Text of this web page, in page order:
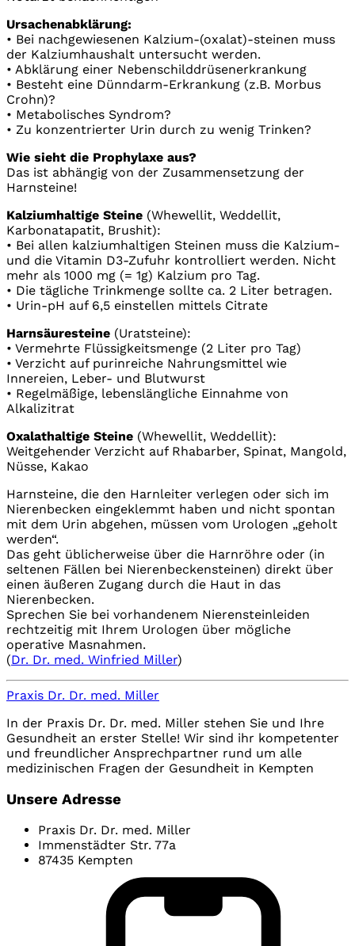
Ursachenabklärung:
• Bei nachgewiesenen Kalzium-(oxalat)-steinen muss
der Kalziumhaushalt untersucht werden.
• Abklärung einer Nebenschilddrüsenerkrankung
• Besteht eine Dünndarm-Erkrankung (z.B. Morbus
Crohn)?
• Metabolisches Syndrom?
• Zu konzentrierter Urin durch zu wenig Trinken?
Wie sieht die Prophylaxe aus?
Das ist abhängig von der Zusammensetzung der
Harnsteine!
Kalziumhaltige Steine (Whewellit, Weddellit,
Karbonatapatit, Brushit):
• Bei allen kalziumhaltigen Steinen muss die Kalzium-
und die Vitamin D3-Zufuhr kontrolliert werden. Nicht
mehr als 1000 mg (= 1g) Kalzium pro Tag.
• Die tägliche Trinkmenge sollte ca. 2 Liter betragen.
• Urin-pH auf 6,5 einstellen mittels Citrate
Harnsäuresteine (Uratsteine):
• Vermehrte Flüssigkeitsmenge (2 Liter pro Tag)
• Verzicht auf purinreiche Nahrungsmittel wie
Innereien, Leber- und Blutwurst
• Regelmäßige, lebenslängliche Einnahme von
Alkalizitrat
Oxalathaltige Steine (Whewellit, Weddellit):
Weitgehender Verzicht auf Rhabarber, Spinat, Mangold,
Nüsse, Kakao
Harnsteine, die den Harnleiter verlegen oder sich im
Nierenbecken eingeklemmt haben und nicht spontan
mit dem Urin abgehen, müssen vom Urologen „geholt
werden“.
Das geht üblicherweise über die Harnröhre oder (in
seltenen Fällen bei Nierenbeckensteinen) direkt über
einen äußeren Zugang durch die Haut in das
Nierenbecken.
Sprechen Sie bei vorhandenem Nierensteinleiden
rechtzeitig mit Ihrem Urologen über mögliche
operative Masnahmen.
(Dr. Dr. med. Winfried Miller)
Praxis Dr. Dr. med. Miller
In der Praxis Dr. Dr. med. Miller stehen Sie und Ihre
Gesundheit an erster Stelle! Wir sind ihr kompetenter
und freundlicher Ansprechpartner rund um alle
medizinischen Fragen der Gesundheit in Kempten
Unsere Adresse
Praxis Dr. Dr. med. Miller
Immenstädter Str. 77a
87435 Kempten